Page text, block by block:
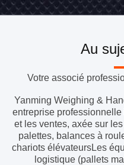
Au
Votre associé
Yanming Weighing &
entreprise
et les ventes, axée sur
palettes, balances à
chariots élévateursLes
logistique (pallets